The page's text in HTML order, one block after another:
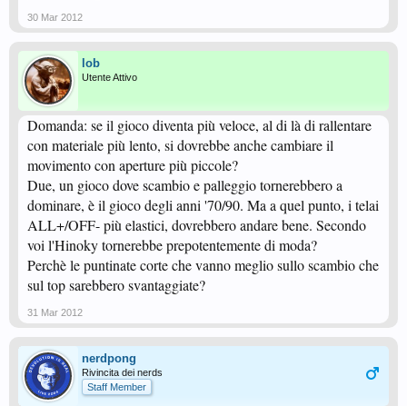
30 Mar 2012
lob
Utente Attivo
Domanda: se il gioco diventa più veloce, al di là di rallentare
con materiale più lento, si dovrebbe anche cambiare il
movimento con aperture più piccole?
Due, un gioco dove scambio e palleggio tornerebbero a
dominare, è il gioco degli anni '70/90. Ma a quel punto, i telai
ALL+/OFF- più elastici, dovrebbero andare bene. Secondo
voi l'Hinoky tornerebbe prepotentemente di moda?
Perchè le puntinate corte che vanno meglio sullo scambio che
sul top sarebbero svantaggiate?
31 Mar 2012
nerdpong
Rivincita dei nerds
Staff Member